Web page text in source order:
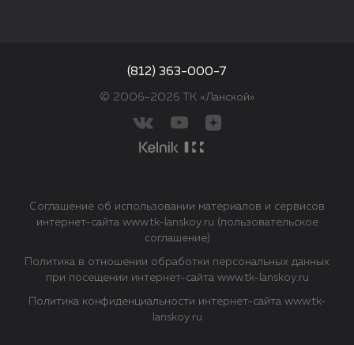
© 2006–2026 ТК «Ланской»
(812) 363-000-7
Политика в отношении обработки персональных данных
при посещении интернет-сайта www.tk-lanskoy.ru
Соглашение об использовании материалов и сервисов
интернет-сайта www.tk-lanskoy.ru (пользовательское
соглашение)
Политика конфиденциальности интернет-сайта www.tk-
lanskoy.ru